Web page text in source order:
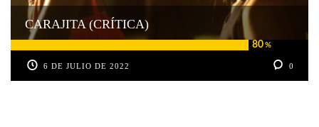
80%
CARAJITA (CRÍTICA)
6 DE JULIO DE 2022 0